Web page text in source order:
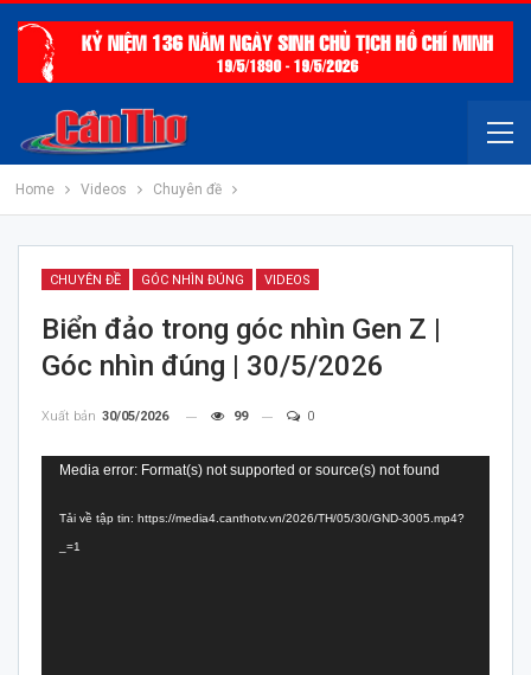
Home Videos Chuyên đề
CHUYÊN ĐỀ GÓC NHÌN ĐÚNG VIDEOS
Biển đảo trong góc nhìn Gen Z |
Góc nhìn đúng | 30/5/2026
Xuất bản 30/05/2026 99 0
Trình
Video
Media error: Format(s) not supported or source(s) not found
Tải về tập tin: https://media4.canthotv.vn/2026/TH/05/30/GND-3005.mp4?
_=1